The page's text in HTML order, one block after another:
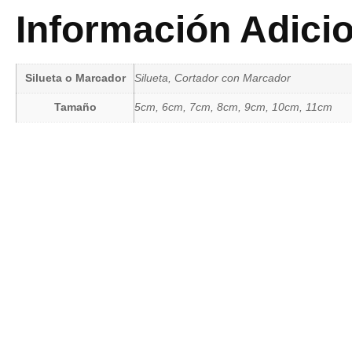
Información
Silueta o Marcador Silueta, Cortador con Marcador
Tamaño 5cm, 6cm, 7cm, 8cm, 9cm, 10cm, 11cm